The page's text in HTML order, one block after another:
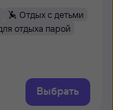
Отдых с детьми
отдыха парой
Выбрать